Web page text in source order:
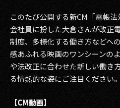
2014
2013
このたび公開する新CM「電帳法
会社員に扮した大倉さんが改正
制度、多様化する働き方などへ
感あふれる映画のワンシーンの
や法改正に合わせた新しい働き
る情熱的な姿にご注目ください。
【CM動画】